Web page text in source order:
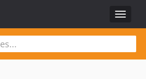
Toggle